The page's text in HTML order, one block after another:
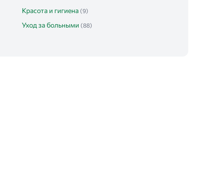
Красота и гигиена (9)
Уход за больными (88)